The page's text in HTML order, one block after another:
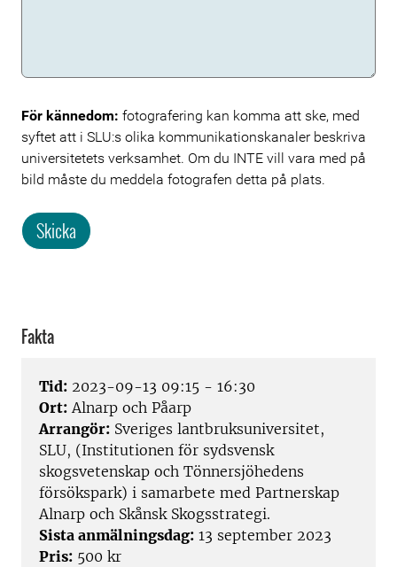
För kännedom: fotografering kan komma att ske, med
syftet att i SLU:s olika kommunikationskanaler beskriva
universitetets verksamhet. Om du INTE vill vara med på
bild måste du meddela fotografen detta på plats.
Skicka
Fakta
Tid: 2023-09-13 09:15 - 16:30
Ort: Alnarp och Påarp
Arrangör: Sveriges lantbruksuniversitet,
SLU, (Institutionen för sydsvensk
skogsvetenskap och Tönnersjöhedens
försökspark) i samarbete med Partnerskap
Alnarp och Skånsk Skogsstrategi.
Sista anmälningsdag: 13 september 2023
Pris: 500 kr